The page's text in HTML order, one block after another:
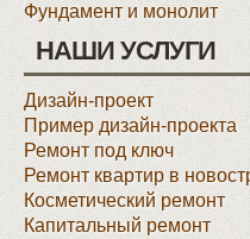
Фундамент и монолит
НАШИ УСЛУГИ
Дизайн-проект
Пример дизайн-проекта
Ремонт под ключ
Ремонт квартир в
Косметический ремонт
Капитальный ремонт